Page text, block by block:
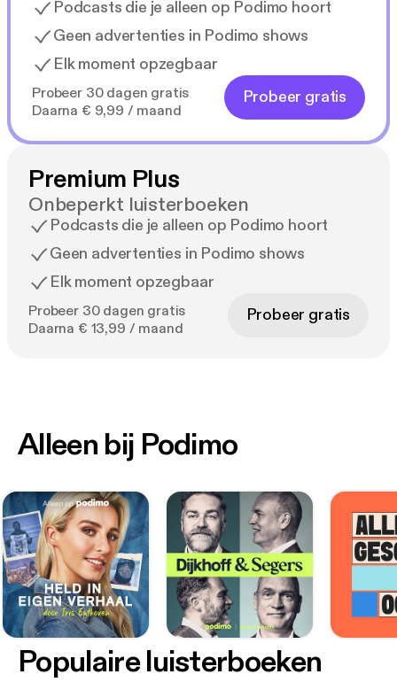
Podcasts die je alleen op Podimo hoort
Geen advertenties in Podimo shows
Elk moment opzegbaar
Probeer 30 dagen gratis
Daarna € 9,99 / maand
Probeer gratis
Premium Plus
Onbeperkt luisterboeken
Podcasts die je alleen op Podimo hoort
Geen advertenties in Podimo shows
Elk moment opzegbaar
Probeer 30 dagen gratis
Daarna € 13,99 / maand
Probeer gratis
Alleen bij Podimo
Populaire luisterboeken